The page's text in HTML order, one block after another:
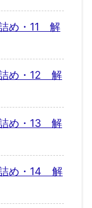
め・11 解
め・12 解
め・13 解
め・14 解